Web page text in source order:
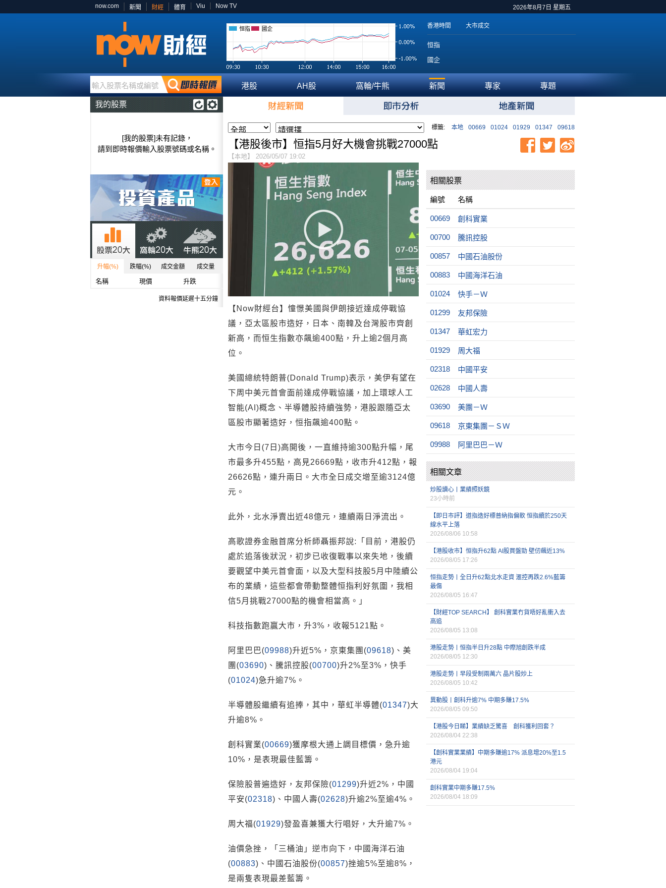
2026年8月7日 星期五
now.com 新聞 財經 體育 Viu Now TV
恒指 國企 香港時間 大市成交
恒指
國企
輸入股票名稱或編號 港股 AH股 窩輪/牛熊 新聞 專家 專題
我的股票
[我的股票]未有記錄，
請到即時報價輸入股票號碼或名稱。
升幅(%) 跌幅(%) 成交金額 成交量
名稱 現價 升跌
資料報價延遲十五分鐘
標籤: 本地 00669 01024 01929 01347 09618
【港股後市】恒指5月好大機會挑戰27000點
【本地】 2026/05/07 19:02
【Now財經台】憧憬美國與伊朗接近達成停戰協
議，亞太區股市造好，日本、南韓及台灣股市齊創
新高，而恒生指數亦飆逾400點，升上逾2個月高
位。
美國總統特朗普(Donald Trump)表示，美伊有望在
下周中美元首會面前達成停戰協議，加上環球人工
智能(AI)概念、半導體股持續強勢，港股跟隨亞太
區股市顯著造好，恒指飆逾400點。
大市今日(7日)高開後，一直維持逾300點升幅，尾
市最多升455點，高見26669點，收市升412點，報
26626點，連升兩日。大市全日成交增至逾3124億
元。
此外，北水淨賣出近48億元，連續兩日淨流出。
高歌證券金融首席分析師聶振邦說:「目前，港股仍
處於追落後狀況，初步已收復戰事以來失地，後續
要觀望中美元首會面，以及大型科技股5月中陸續公
布的業績，這些都會帶動整體恒指利好氛圍，我相
信5月挑戰27000點的機會相當高。」
科技指數跑贏大市，升3%，收報5121點。
阿里巴巴(09988)升近5%，京東集團(09618)、美
團(03690)、騰訊控股(00700)升2%至3%，快手
(01024)急升逾7%。
半導體股繼續有追捧，其中，華虹半導體(01347)大
升逾8%。
創科實業(00669)獲摩根大通上調目標價，急升逾
10%，是表現最佳藍籌。
保險股普遍造好，友邦保險(01299)升近2%，中國
平安(02318)、中國人壽(02628)升逾2%至逾4%。
周大福(01929)發盈喜兼獲大行唱好，大升逾7%。
油價急挫，「三桶油」逆市向下，中國海洋石油
(00883)、中國石油股份(00857)挫逾5%至逾8%，
是兩隻表現最差藍籌。
相關股票
編號 名稱
00669 創科實業
00700 騰訊控股
00857 中國石油股份
00883 中國海洋石油
01024 快手－Ｗ
01299 友邦保險
01347 華虹宏力
01929 周大福
02318 中國平安
02628 中國人壽
03690 美團－Ｗ
09618 京東集團－ＳＷ
09988 阿里巴巴－Ｗ
相關文章
炒股讀心丨業績照妖鏡
23小時前
【即日市評】道指造好標普納指偏軟 恒指續於250天
線水平上落
2026/08/06 10:58
【港股收市】恒指升62點 AI股買盤勁 壁仞飆近13%
2026/08/05 17:26
恒指走勢丨全日升62點北水走資 滙控再跌2.6%藍籌
最傷
2026/08/05 16:47
【財經TOP SEARCH】 創科實業冇貨唔好亂衝入去
高追
2026/08/05 13:08
港股走勢丨恒指半日升28點 中際旭創跌半成
2026/08/05 12:30
港股走勢丨早段受制兩萬六 晶片股炒上
2026/08/05 10:42
異動股丨創科升逾7% 中期多賺17.5%
2026/08/05 09:50
【港股今日睇】業績缺乏驚喜 創科獲利回套？
2026/08/04 22:38
【創科實業業績】中期多賺逾17% 派息增20%至1.5
港元
2026/08/04 19:04
創科實業中期多賺17.5%
2026/08/04 18:09